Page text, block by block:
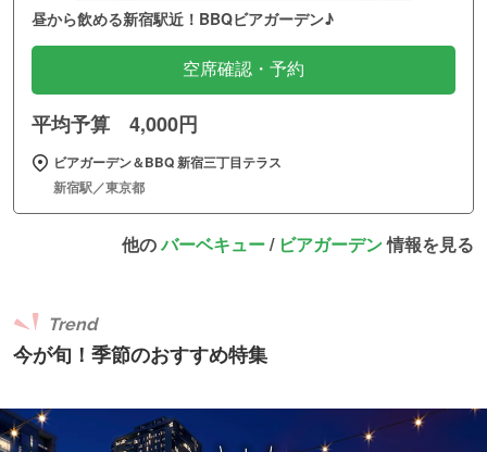
昼から飲める新宿駅近！BBQビアガーデン♪
空席確認・予約
平均予算 4,000円
ビアガーデン＆BBQ 新宿三丁目テラス
新宿駅／東京都
他のバーベキュー/ ビアガーデン情報を見る
今が旬！季節のおすすめ特集
Trend